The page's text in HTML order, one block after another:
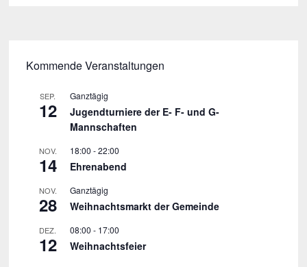
Kommende Veranstaltungen
SEP.
12
Ganztägig
Jugendturniere der E- F- und G-
Mannschaften
NOV.
14
18:00 -22:00
Ehrenabend
NOV.
28
Ganztägig
Weihnachtsmarkt der Gemeinde
DEZ.
12
08:00 - 17:00
Weihnachtsfeier